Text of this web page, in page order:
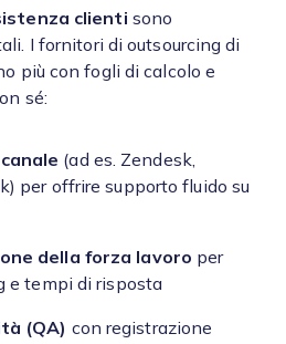
clienti sono
I fornitori di outsourcing di
più con fogli di calcolo e
sé:
(ad es. Zendesk,
per offrire supporto fluido su
della forza lavoro per
e tempi di risposta
(QA) con registrazione